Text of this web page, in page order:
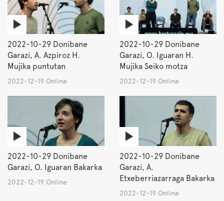
2022-10-29 Donibane
Garazi, A. Azpiroz H.
Mujika puntutan
2022-12-19 Online
2022-10-29 Donibane
Garazi, O. Iguaran H.
Mujika Seiko motza
2022-12-19 Online
2022-10-29 Donibane
Garazi, O. Iguaran Bakarka
2022-12-19 Online
2022-10-29 Donibane
Garazi, A.
Etxeberriazarraga Bakarka
2022-12-19 Online